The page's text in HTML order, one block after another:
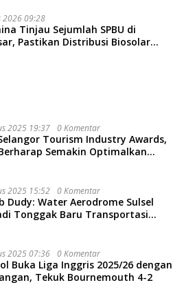
2026 09:28
Tinjau Sejumlah SPBU di
Pastikan Distribusi Biosolar
2025 19:37 0 Komentar
Tourism Industry Awards,
Semakin Optimalkan
2025 15:52 0 Komentar
Dudy: Water Aerodrome Sulsel
Tonggak Baru Transportasi
2025 07:36 0 Komentar
Buka Liga Inggris 2025/26 dengan
Tekuk Bournemouth 4-2